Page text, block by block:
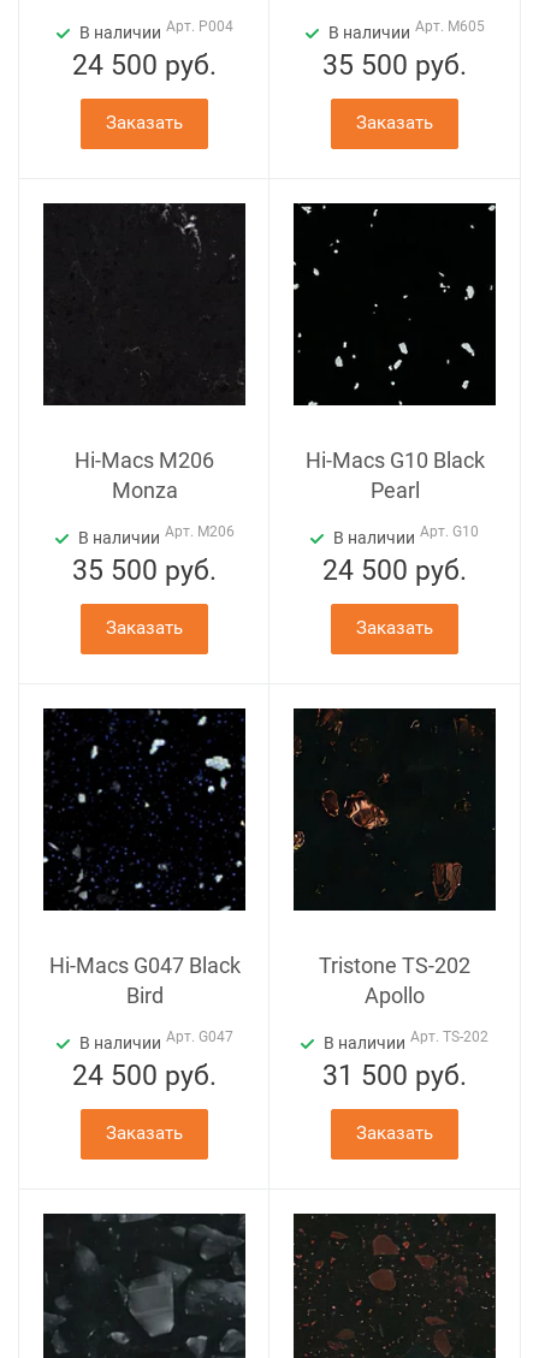
В наличии Арт. P004
24 500 руб.
Заказать
В наличии Арт. M605
35 500 руб.
Заказать
Hi-Macs M206
Monza
В наличии Арт. M206
35 500 руб.
Заказать
Hi-Macs G10 Black
Pearl
В наличии Арт. G10
24 500 руб.
Заказать
Hi-Macs G047 Black
Bird
В наличии Арт. G047
24 500 руб.
Заказать
Tristone TS-202
Apollo
В наличии Арт. TS-202
31 500 руб.
Заказать